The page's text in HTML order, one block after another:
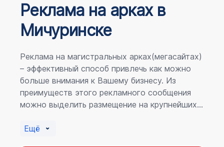
Реклама на аркаx в
Мичуринске
Реклама на магистральных арках(мегасайтах)
– эффективный способ привлечь как можно
больше внимания к Вашему бизнесу. Из
преимуществ этого рекламного сообщения
можно выделить размещение на крупнейших
пешеходному потоку расположение в прямой
Ещё